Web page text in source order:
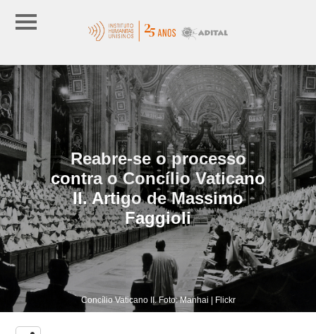
Reabre-se o processo
contra o Concílio Vaticano
II. Artigo de Massimo
Faggioli
Concílio Vaticano II. Foto: Manhai | Flickr